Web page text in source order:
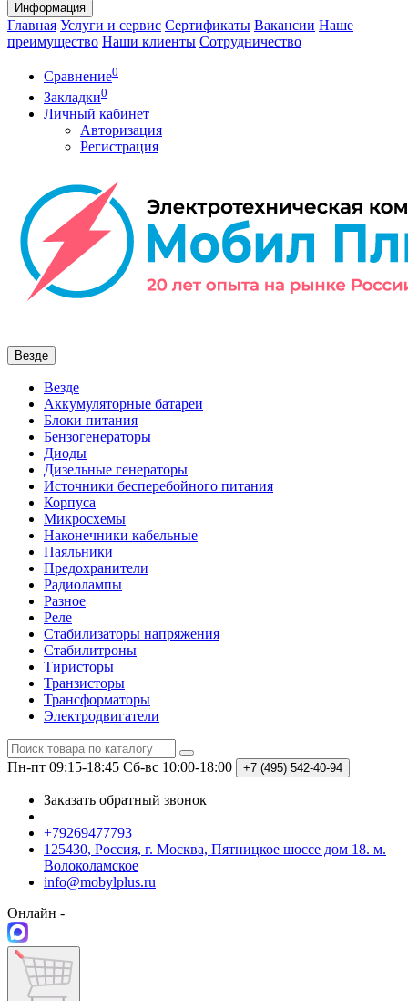
Информация
Главная Услуги и сервис Сертификаты Вакансии Наше
преимущество Наши клиенты Сотрудничество
Сравнение0
Закладки0
Личный кабинет
Авторизация
Регистрация
Везде
Везде
Аккумуляторные батареи
Блоки питания
Бензогенераторы
Диоды
Дизельные генераторы
Источники бесперебойного питания
Корпуса
Микросхемы
Наконечники кабельные
Паяльники
Предохранители
Радиолампы
Разное
Реле
Стабилизаторы напряжения
Стабилитроны
Тиристоры
Транзисторы
Трансформаторы
Электродвигатели
Пн-пт 09:15-18:45 Сб-вс 10:00-18:00 +7 (495) 542-40-94
Заказать обратный звонок
+79269477793
125430, Россия, г. Москва, Пятницкое шоссе дом 18. м.
Волоколамское
info@mobylplus.ru
Онлайн -